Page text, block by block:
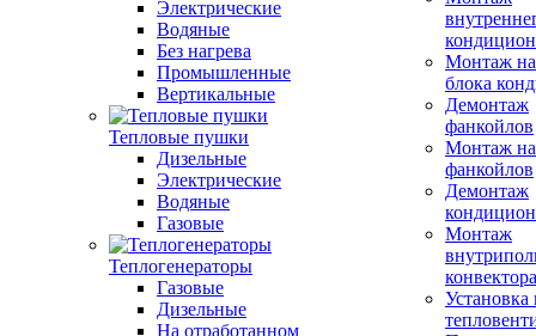
Электрические
Водяные
Без нагрева
Промышленные
Вертикальные
Тепловые пушки
Дизельные
Электрические
Водяные
Газовые
Теплогенераторы
Газовые
Дизельные
На отработанном
Монтаж
блока
Демонтаж
фанкойлов
Монтаж
фанкойлов
Демонтаж
Монтаж
конвектора
Установка